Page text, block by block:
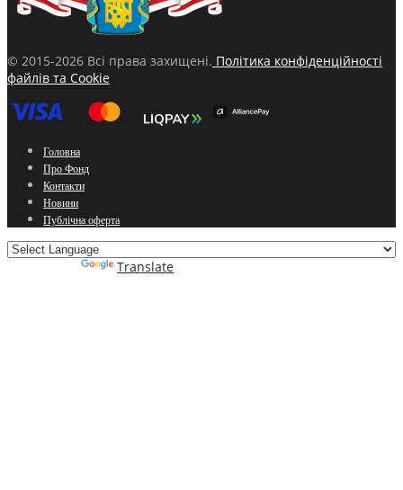
© 2015-2026 Всі права захищені. Політика конфіденційності
файлів та Cookie
Головна
Про Фонд
Контакти
Новини
Публічна оферта
Translate